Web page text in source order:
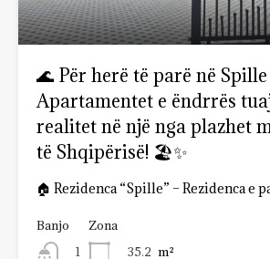
🌊 Për herë të parë në
Apartamentet e ëndrrës
realitet në një nga plazhet
të Shqipërisë! 🏖️✨
🏠 Rezidenca “Spille” – Rezidenca e
Banjo
1
Zona
35.2 m²